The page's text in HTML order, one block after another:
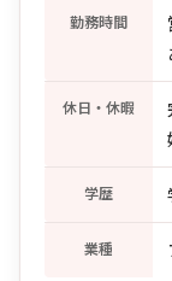
勤務時間
休日・休暇
学歴
業種